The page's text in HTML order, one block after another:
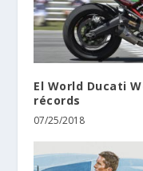
El World Ducati
récords
07/25/2018